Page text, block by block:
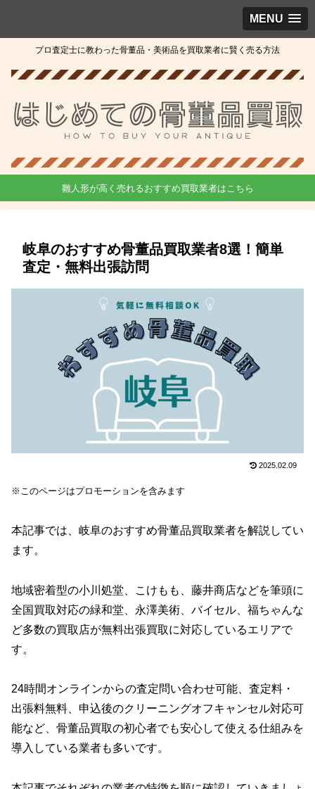
MENU
プロ査定士に教わった骨董品・美術品を買取業者に賢く売る方法
雛人形が高く売れるおすすめ買取業者はこちら
岐阜のおすすめ骨董品買取業者8選！簡単
査定・無料出張訪問
2025.02.09
※このページはプロモーションを含みます
本記事では、岐阜のおすすめ骨董品買取業者を解説してい
ます。
地域密着型の小川処堂、こけもも、藤井商店などを筆頭に
全国買取対応の緑和堂、永澤美術、バイセル、福ちゃんな
ど多数の買取店が無料出張買取に対応しているエリアで
す。
24時間オンラインからの査定問い合わせ可能、査定料・
出張料無料、申込後のクリーニングオフキャンセル対応可
能など、骨董品買取の初心者でも安心して使える仕組みを
導入している業者も多いです。